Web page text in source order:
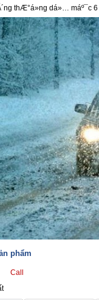
thÆ°á»ng dá»… máº¯c
phẩm
Call